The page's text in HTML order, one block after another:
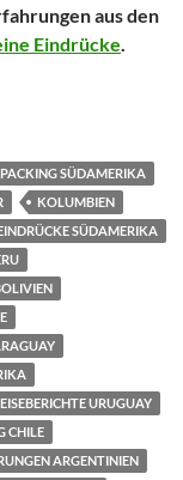
aus den
Eindrücke.
SÜDAMERIKA
KOLUMBIEN
SÜDAMERIKA
URUGUAY
CHILE
ARGENTINIEN